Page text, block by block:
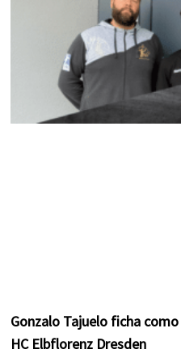
Gonzalo Tajuelo ficha
HC Elbflorenz Dresden